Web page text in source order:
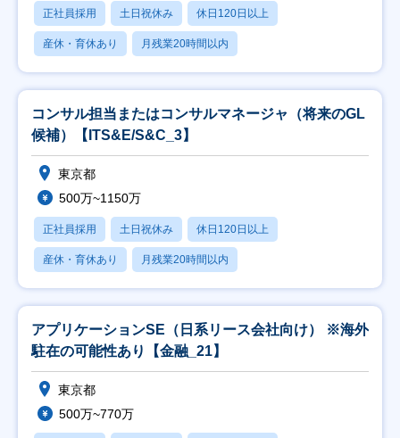
正社員採用 土日祝休み 休日120日以上
産休・育休あり 月残業20時間以内
コンサル担当またはコンサルマネージャ（将来のGL
候補）【ITS&E/S&C_3】
東京都
500万~1150万
正社員採用 土日祝休み 休日120日以上
産休・育休あり 月残業20時間以内
アプリケーションSE（日系リース会社向け） ※海外
駐在の可能性あり【金融_21】
東京都
500万~770万